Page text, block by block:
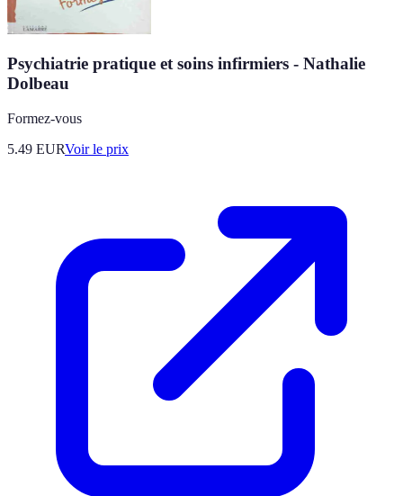
Psychiatrie pratique et soins infirmiers - Nathalie
Dolbeau
Formez-vous
5.49 EURVoir le prix